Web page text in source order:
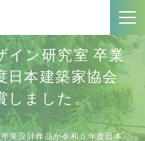
科紹介
文学科
イン研究室 卒業
日本建築家協会
しました。
業設計作品が令和５年度日本